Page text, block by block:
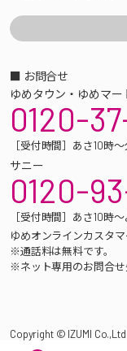
■ お問合せ
ゆめタウン・ゆめマー
0120-
［受付時間］あさ10時
サニー
0120-
［受付時間］あさ10時
ゆめオンラインカスタ
※通話料は無料です。
※ネット専用のお問合せ
Copyright © IZUMI